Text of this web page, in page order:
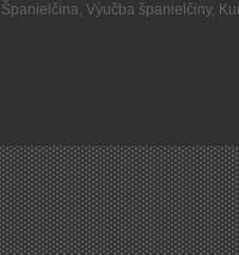
Španielčina, Výučba španielčiny,